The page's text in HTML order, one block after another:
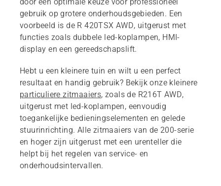
gebruik op grotere onderhoudsgebieden. Een
voorbeeld is de R 420TSX AWD, uitgerust met
functies zoals dubbele led-koplampen, HMI-
display en een gereedschapslift.
Hebt u een kleinere tuin en wilt u een perfect
resultaat en handig gebruik? Bekijk onze kleinere
particuliere zitmaaiers, zoals de R216T AWD,
uitgerust met led-koplampen, eenvoudig
toegankelijke bedieningselementen en gelede
stuurinrichting. Alle zitmaaiers van de 200-serie
en hoger zijn uitgerust met een urenteller die
helpt bij het regelen van service- en
onderhoudsintervallen.